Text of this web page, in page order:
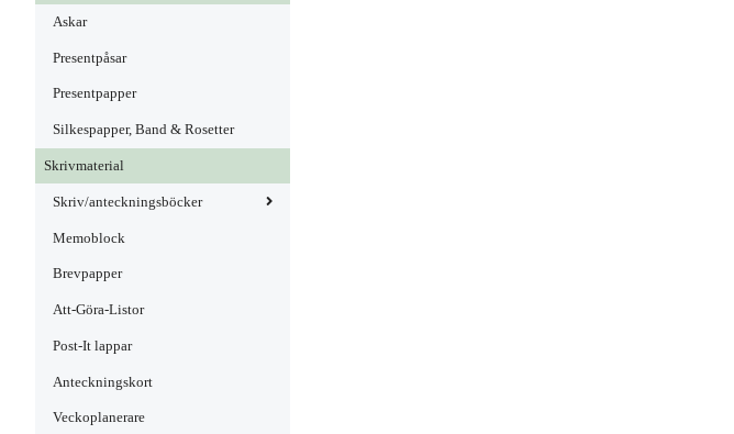
Askar
Presentpåsar
Presentpapper
Silkespapper, Band & Rosetter
Skrivmaterial
Skriv/anteckningsböcker
Memoblock
Brevpapper
Att-Göra-Listor
Post-It lappar
Anteckningskort
Veckoplanerare